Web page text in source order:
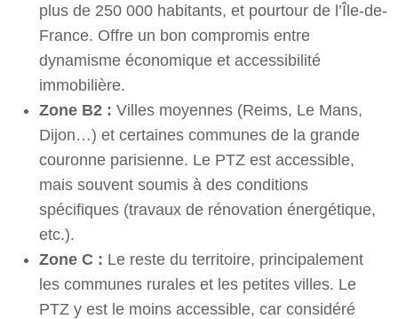
plus de 250 000 habitants, et pourtour de l’Île-de-
France. Offre un bon compromis entre
dynamisme économique et accessibilité
immobilière.
Zone B2 : Villes moyennes (Reims, Le Mans,
Dijon…) et certaines communes de la grande
couronne parisienne. Le PTZ est accessible,
mais souvent soumis à des conditions
spécifiques (travaux de rénovation énergétique,
etc.).
Zone C : Le reste du territoire, principalement
les communes rurales et les petites villes. Le
PTZ y est le moins accessible, car considéré